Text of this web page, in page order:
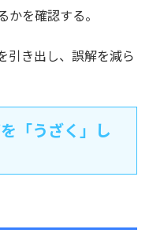
を確認する。
引き出し、誤解を減ら
「うざく」し